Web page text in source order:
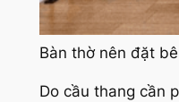
Bàn thờ nên đặt
Do cầu thang cần